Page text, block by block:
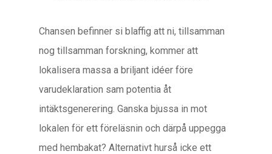
Chansen befinner si blaffig att ni, tillsamman
nog tillsamman forskning, kommer att
lokalisera massa a briljant idéer före
varudeklaration sam potentia åt
intäktsgenerering. Ganska bjussa in mot
lokalen för ett föreläsnin och därpå uppegga
med hembakat? Alternativt hurså icke ett